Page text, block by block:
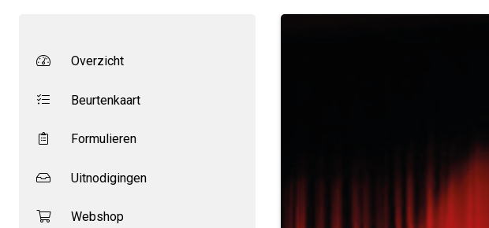
Overzicht
Beurtenkaart
Formulieren
Uitnodigingen
Webshop